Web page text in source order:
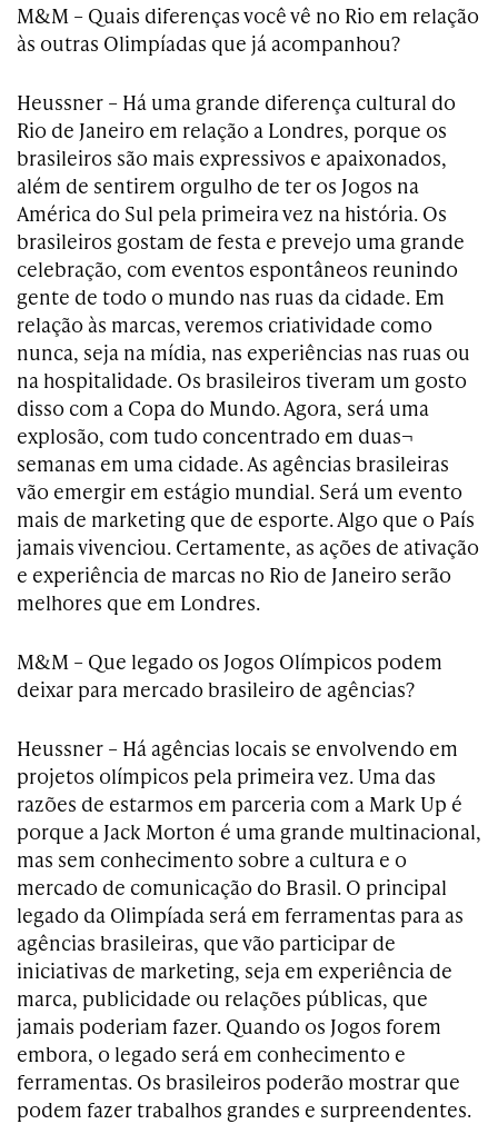
M&M – Quais diferenças você vê no Rio em relação
às outras Olimpíadas que já acompanhou?
Heussner – Há uma grande diferença cultural do
Rio de Janeiro em relação a Londres, porque os
brasileiros são mais expressivos e apaixonados,
além de sentirem orgulho de ter os Jogos na
América do Sul pela primeira vez na história. Os
brasileiros gostam de festa e prevejo uma grande
celebração, com eventos espontâneos reunindo
gente de todo o mundo nas ruas da cidade. Em
relação às marcas, veremos criatividade como
nunca, seja na mídia, nas experiências nas ruas ou
na hospitalidade. Os brasileiros tiveram um gosto
disso com a Copa do Mundo. Agora, será uma
explosão, com tudo concentrado em duas¬
semanas em uma cidade. As agências brasileiras
vão emergir em estágio mundial. Será um evento
mais de marketing que de esporte. Algo que o País
jamais vivenciou. Certamente, as ações de ativação
e experiência de marcas no Rio de Janeiro serão
melhores que em Londres.
M&M – Que legado os Jogos Olímpicos podem
deixar para mercado brasileiro de agências?
Heussner – Há agências locais se envolvendo em
projetos olímpicos pela primeira vez. Uma das
razões de estarmos em parceria com a Mark Up é
porque a Jack Morton é uma grande multinacional,
mas sem conhecimento sobre a cultura e o
mercado de comunicação do Brasil. O principal
legado da Olimpíada será em ferramentas para as
agências brasileiras, que vão participar de
iniciativas de marketing, seja em experiência de
marca, publicidade ou relações públicas, que
jamais poderiam fazer. Quando os Jogos forem
embora, o legado será em conhecimento e
ferramentas. Os brasileiros poderão mostrar que
podem fazer trabalhos grandes e surpreendentes.